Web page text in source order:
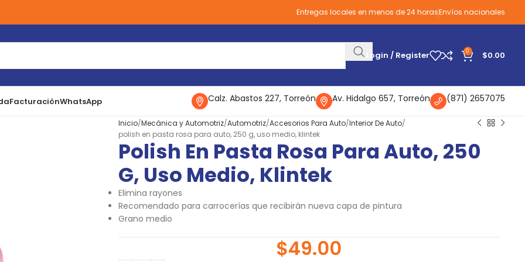
Entregas locales en menos de 24 horasEnvíos nacionales
Login / Register 0 $0.00
FacturaciónWhatsApp Calz. Abastos 227, Torreón Av. Hidalgo 657, Torreón (871) 2657075
Inicio Mecánica y Automotriz Automotriz Accesorios Para Auto Interior De Auto
polish en pasta rosa para auto, 250 g, uso medio, klintek
Polish En Pasta Rosa Para Auto, 250
G, Uso Medio, Klintek
Elimina rayones
Recomendado para carrocerías que recibirán nueva capa de pintura
Grano medio
$49.00